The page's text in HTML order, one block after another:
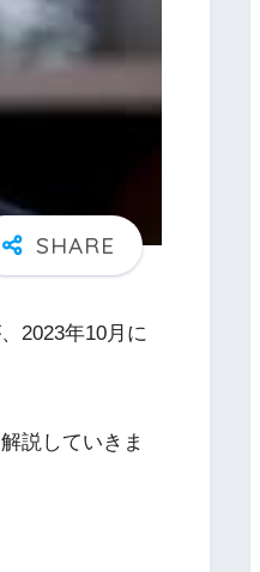
2023年10月に
説していきま